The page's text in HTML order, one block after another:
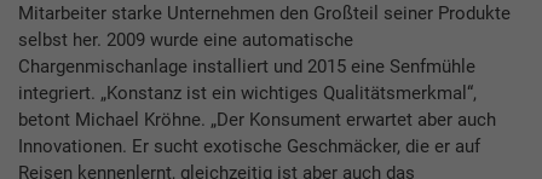
Mitarbeiter starke Unternehmen den Großteil seiner Produkte
selbst her. 2009 wurde eine automatische
Chargenmischanlage installiert und 2015 eine Senfmühle
integriert. „Konstanz ist ein wichtiges Qualitätsmerkmal“,
betont Michael Kröhne. „Der Konsument erwartet aber auch
Innovationen. Er sucht exotische Geschmäcker, die er auf
Reisen kennenlernt, gleichzeitig ist aber auch das